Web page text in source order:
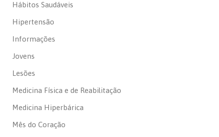
Hábitos Saudáveis
Hipertensão
Informações
Jovens
Lesões
Medicina Física e de Reabilitação
Medicina Hiperbárica
Mês do Coração